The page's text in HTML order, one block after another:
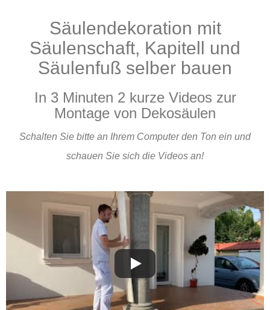
Säulendekoration mit
Säulenschaft, Kapitell und
Säulenfuß selber bauen
In 3 Minuten 2 kurze Videos zur
Montage von Dekosäulen
Schalten Sie bitte an Ihrem Computer den Ton ein und
schauen Sie sich die Videos an!
Produkte